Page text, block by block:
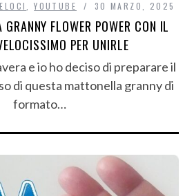
,YOUTUBE 30 MARZO, 2025
FLOWER POWER CON IL
PER UNIRLE
e io ho deciso di preparare il
di questa mattonella granny di
formato…